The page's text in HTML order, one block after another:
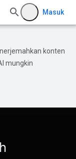
Masuk
konten
mungkin